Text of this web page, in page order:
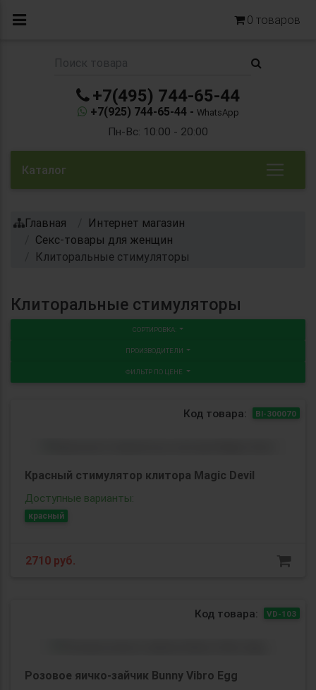
0 товаров
+7(495) 744-65-44
+7(925) 744-65-44 - WhatsApp
Пн-Вс: 10:00 - 20:00
Каталог
Главная
Интернет магазин
Секс-товары для женщин
Клиторальные стимуляторы
Клиторальные стимуляторы
СОРТИРОВКА:
ПРОИЗВОДИТЕЛИ
ФИЛЬТР ПО ЦЕНЕ
Код товара: BI-300070
Красный стимулятор клитора Magic Devil
Доступные варианты:
красный
2710 руб.
Код товара: VD-103
Розовое яичко-зайчик Bunny Vibro Egg